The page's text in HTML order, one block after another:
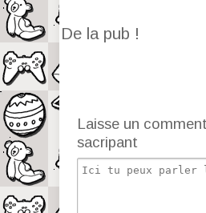
De la pub !
Laisse un
sacripant